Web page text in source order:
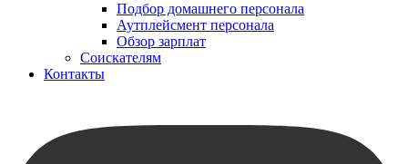
Подбор домашнего персонала
Аутплейсмент персонала
Обзор зарплат
Соискателям
Контакты